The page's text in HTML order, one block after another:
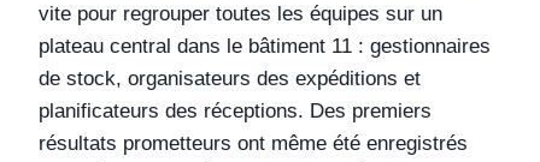
vite pour regrouper toutes les équipes sur un
plateau central dans le bâtiment 11 : gestionnaires
de stock, organisateurs des expéditions et
planificateurs des réceptions. Des premiers
résultats prometteurs ont même été enregistrés